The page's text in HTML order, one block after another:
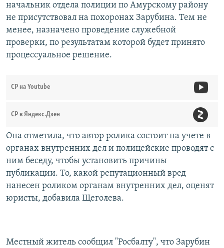
начальник отдела полиции по Амурскому району
не присутствовал на похоронах Зарубина. Тем не
менее, назначено проведение служебной
проверки, по результатам которой будет принято
процессуальное решение.
СР на Youtube
СР в Яндекс.Дзен
Она отметила, что автор ролика состоит на учете в
органах внутренних дел и полицейские проводят с
ним беседу, чтобы установить причины
публикации. То, какой репутационный вред
нанесен роликом органам внутренних дел, оценят
юристы, добавила Щеголева.
Местный житель сообщил "Росбалту", что Зарубин